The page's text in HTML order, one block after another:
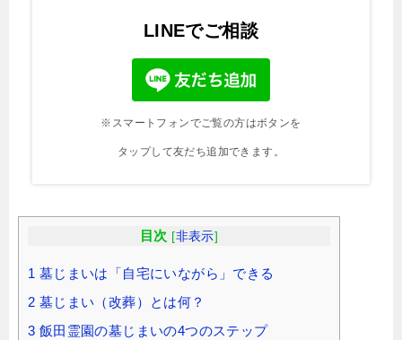
LINEでご相談
※スマートフォンでご覧の方はボタンを
タップして友だち追加できます。
目次 [非表示]
1 墓じまいは「自宅にいながら」できる
2 墓じまい（改葬）とは何？
3 飯田霊園の墓じまいの4つのステップ